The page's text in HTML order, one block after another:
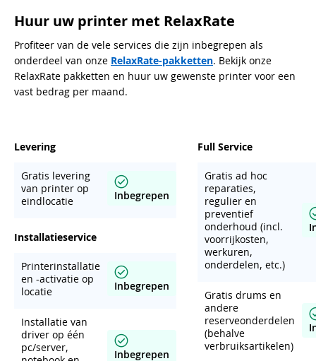
Huur uw printer met RelaxRate
Profiteer van de vele services die zijn inbegrepen als
onderdeel van onze RelaxRate-pakketten. Bekijk onze
RelaxRate pakketten en huur uw gewenste printer voor een
vast bedrag per maand.
Levering
Gratis levering
van printer op
eindlocatie
Inbegrepen
Installatieservice
Printerinstallatie
en -activatie op
locatie
Inbegrepen
Installatie van
driver op één
pc/server,
Inbegrepen
Full Service
Gratis ad hoc
reparaties,
regulier en
preventief
onderhoud (incl.
voorrijkosten,
werkuren,
onderdelen, etc.)
Gratis drums en
andere
reserveonderdelen
(behalve
verbruiksartikelen)